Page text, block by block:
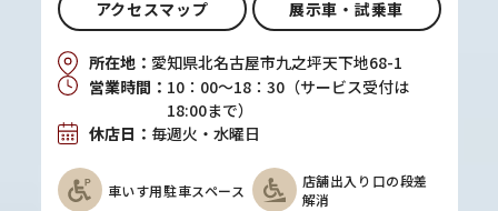
アクセスマップ 展示車・試乗車
所在地： 愛知県北名古屋市九之坪天下地68-1
営業時間： 10：00～18：30（サービス受付は
18:00まで）
休店日： 毎週火・水曜日
車いす用駐車スペース
店舗出入り口の段差
解消